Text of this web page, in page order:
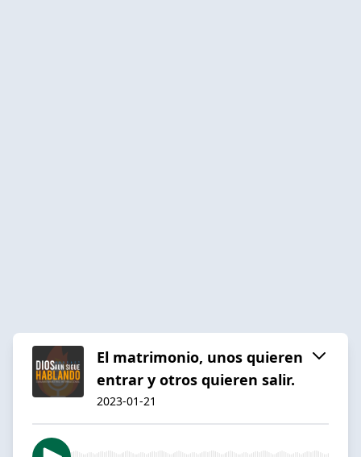
El matrimonio, unos quieren
entrar y otros quieren salir.
2023-01-21